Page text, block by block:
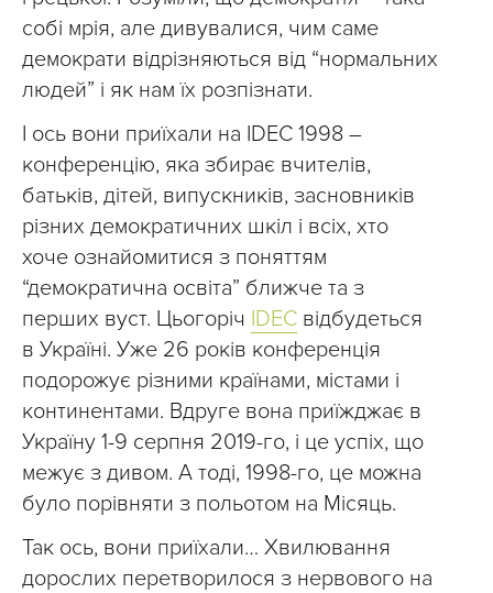
собі мрія, але дивувалися, чим саме
демократи відрізняються від “нормальних
людей” і як нам їх розпізнати.
І ось вони приїхали на IDEC 1998 –
конференцію, яка збирає вчителів,
батьків, дітей, випускників, засновників
різних демократичних шкіл і всіх, хто
хоче ознайомитися з поняттям
“демократична освіта” ближче та з
перших вуст. Цьогоріч IDEC відбудеться
в Україні. Уже 26 років конференція
подорожує різними країнами, містами і
континентами. Вдруге вона приїжджає в
Україну 1-9 серпня 2019-го, і це успіх, що
межує з дивом. А тоді, 1998-го, це можна
було порівняти з польотом на Місяць.
Так ось, вони приїхали… Хвилювання
дорослих перетворилося з нервового на